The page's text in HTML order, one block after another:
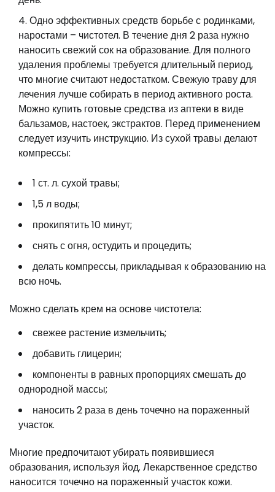
Одно эффективных средств борьбе с родинками,
наростами – чистотел. В течение дня 2 раза нужно
наносить свежий сок на образование. Для полного
удаления проблемы требуется длительный период,
что многие считают недостатком. Свежую траву для
лечения лучше собирать в период активного роста.
Можно купить готовые средства из аптеки в виде
бальзамов, настоек, экстрактов. Перед применением
следует изучить инструкцию. Из сухой травы делают
компрессы:
1 ст. л. сухой травы;
1,5 л воды;
прокипятить 10 минут;
снять с огня, остудить и процедить;
делать компрессы, прикладывая к образованию на
всю ночь.
Можно сделать крем на основе чистотела:
свежее растение измельчить;
добавить глицерин;
компоненты в равных пропорциях смешать до
однородной массы;
наносить 2 раза в день точечно на пораженный
участок.
Многие предпочитают убирать появившиеся
образования, используя йод. Лекарственное средство
наносится точечно на пораженный участок кожи.